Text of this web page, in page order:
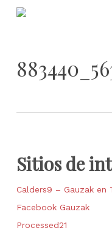
Skip
Sitios de
Calders9 – Gauzak en
Facebook Gauzak
Processed21